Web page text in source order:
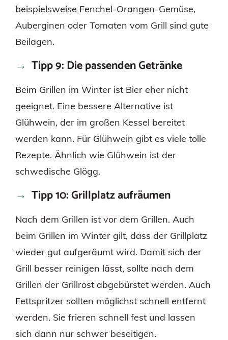
beispielsweise Fenchel-Orangen-Gemüse,
Auberginen oder Tomaten vom Grill sind gute
Beilagen.
Tipp 9: Die passenden Getränke
Beim Grillen im Winter ist Bier eher nicht
geeignet. Eine bessere Alternative ist
Glühwein, der im großen Kessel bereitet
werden kann. Für Glühwein gibt es viele tolle
Rezepte. Ähnlich wie Glühwein ist der
schwedische Glögg.
Tipp 10: Grillplatz aufräumen
Nach dem Grillen ist vor dem Grillen. Auch
beim Grillen im Winter gilt, dass der Grillplatz
wieder gut aufgeräumt wird. Damit sich der
Grill besser reinigen lässt, sollte nach dem
Grillen der Grillrost abgebürstet werden. Auch
Fettspritzer sollten möglichst schnell entfernt
werden. Sie frieren schnell fest und lassen
sich dann nur schwer beseitigen.